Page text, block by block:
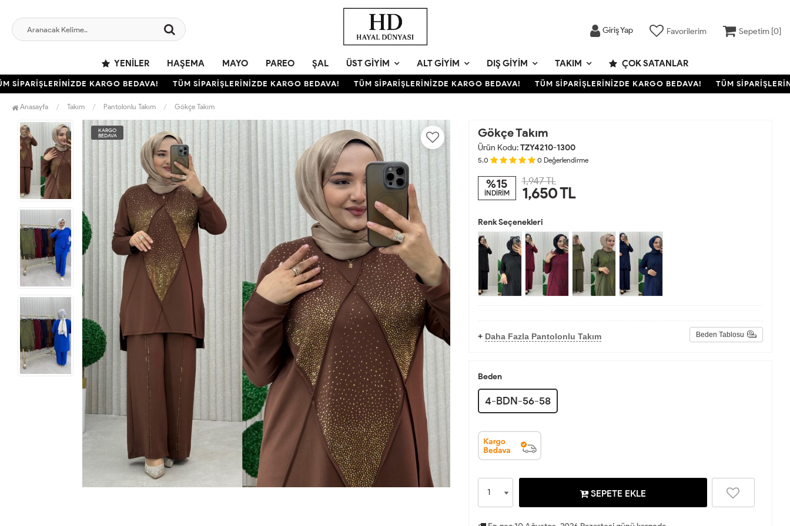
Giriş Yap Favorilerim Sepetim [0]
YENILER HAŞEMA MAYO PAREO ŞAL ÜST GIYIM ALT GIYIM DIŞ GIYIM TAKIM ÇOK SATANLAR
KARGO BEDAVA! TÜM SİPARİŞLERİNİZDE KARGO BEDAVA! TÜM SİPARİŞLERİNİZDE KARGO BEDAVA! TÜM SİPARİŞLERİNİZDE KARGO BEDAVA! TÜM
Anasayfa Takım Pantolonlu Takım Gökçe Takım
KARGO
BEDAVA
Gökçe Takım
Ürün Kodu:TZY4210-1300
5.0 0 Değerlendirme
%15
İNDİRİM
1,947 TL
1,650TL
Renk Seçenekleri
+ Daha Fazla Pantolonlu Takım Beden Tablosu
Beden
4-BDN-56-58
SEPETE EKLE